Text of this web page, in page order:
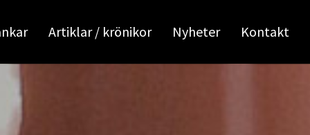
Artiklar / krönikor Nyheter Kontakt